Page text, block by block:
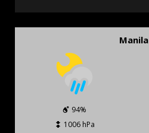
Manila
94%
1006 hPa